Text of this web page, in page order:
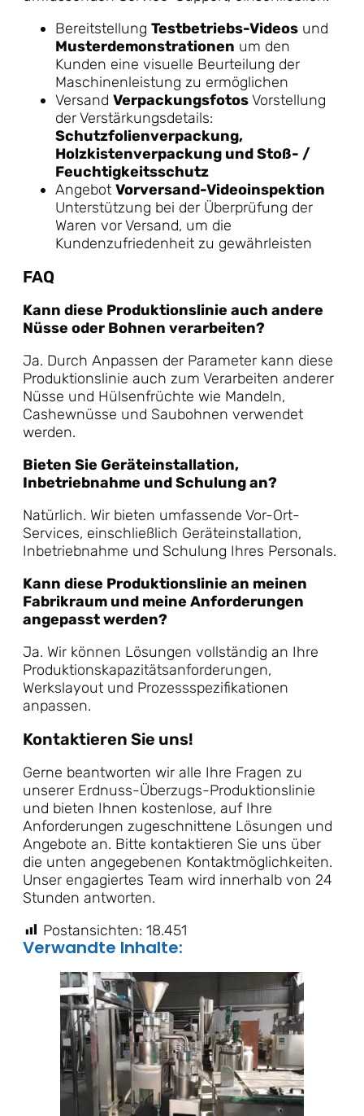
Bereitstellung Testbetriebs-Videos und
Musterdemonstrationen um den
Kunden eine visuelle Beurteilung der
Maschinenleistung zu ermöglichen
Versand VerpackungsfotosVorstellung
der Verstärkungsdetails:
Schutzfolienverpackung,
Holzkistenverpackung und Stoß- /
Feuchtigkeitsschutz
Angebot Vorversand-Videoinspektion
Unterstützung bei der Überprüfung der
Waren vor Versand, um die
Kundenzufriedenheit zu gewährleisten
FAQ
Kann diese Produktionslinie auch andere
Nüsse oder Bohnen verarbeiten?
Ja. Durch Anpassen der Parameter kann diese
Produktionslinie auch zum Verarbeiten anderer
Nüsse und Hülsenfrüchte wie Mandeln,
Cashewnüsse und Saubohnen verwendet
werden.
Bieten Sie Geräteinstallation,
Inbetriebnahme und Schulung an?
Natürlich. Wir bieten umfassende Vor-Ort-
Services, einschließlich Geräteinstallation,
Inbetriebnahme und Schulung Ihres Personals.
Kann diese Produktionslinie an meinen
Fabrikraum und meine Anforderungen
angepasst werden?
Ja. Wir können Lösungen vollständig an Ihre
Produktionskapazitätsanforderungen,
Werkslayout und Prozessspezifikationen
anpassen.
Kontaktieren Sie uns!
Gerne beantworten wir alle Ihre Fragen zu
unserer Erdnuss-Überzugs-Produktionslinie
und bieten Ihnen kostenlose, auf Ihre
Anforderungen zugeschnittene Lösungen und
Angebote an. Bitte kontaktieren Sie uns über
die unten angegebenen Kontaktmöglichkeiten.
Unser engagiertes Team wird innerhalb von 24
Stunden antworten.
Postansichten: 18.451
Verwandte Inhalte: